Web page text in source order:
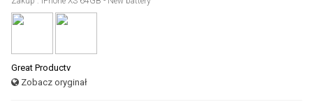
Great Productv
Zobacz oryginał